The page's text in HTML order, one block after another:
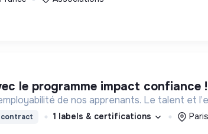
le programme impact confiance !
de nos apprenants. Le talent et
1 labels & certifications